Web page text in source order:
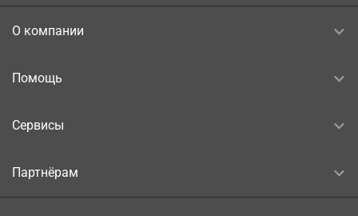
О компании
Помощь
Сервисы
Партнёрам